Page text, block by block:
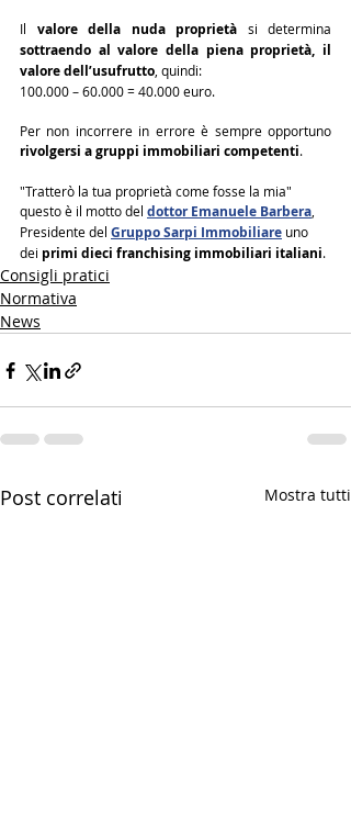
Il valore della nuda proprietà
sottraendo al valore della piena proprietà, il
valore dell’usufrutto, quindi:
100.000 – 60.000 = 40.000 euro.
rivolgersi a gruppi immobiliari competenti.
"Tratterò la tua proprietà come fosse la mia"
questo è il motto del dottor Emanuele Barbera,
Presidente del Gruppo Sarpi Immobiliare uno
dei primi dieci franchising immobiliari italiani.
Consigli pratici
Normativa
News
Post correlati Mostra tutti